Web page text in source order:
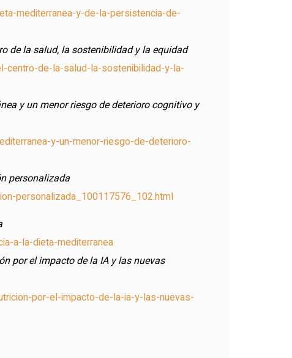
mediterranea-y-de-la-persistencia-de-
de la salud, la sostenibilidad y la equidad
centro-de-la-salud-la-sostenibilidad-y-la-
y un menor riesgo de deterioro cognitivo y
y-un-menor-riesgo-de-deterioro-
personalizada
personalizada_100117576_102.html
a-la-dieta-mediterranea
por el impacto de la IA y las nuevas
por-el-impacto-de-la-ia-y-las-nuevas-